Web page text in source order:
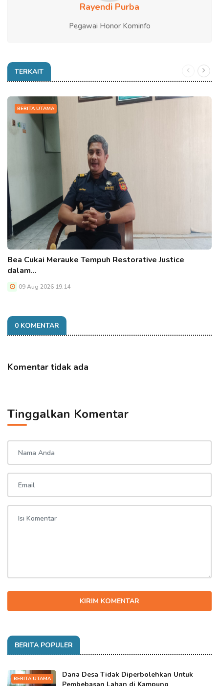
Rayendi Purba
Pegawai Honor Kominfo
TERKAIT
BERITA UTAMA
Bea Cukai Merauke Tempuh Restorative Justice
dalam…
09 Aug 2026 19:14
0 KOMENTAR
Komentar tidak ada
Tinggalkan Komentar
KIRIM KOMENTAR
BERITA POPULER
BERITA UTAMA
Dana Desa Tidak Diperbolehkan Untuk